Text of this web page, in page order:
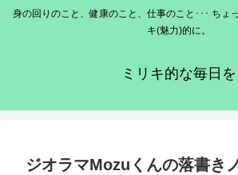
身の回りのこと、健康のこと、仕事のこと･･･ ちょ
キ(魅力)的に。
ミリキ的な毎日を
ジオラマMozuくんの落書きノート